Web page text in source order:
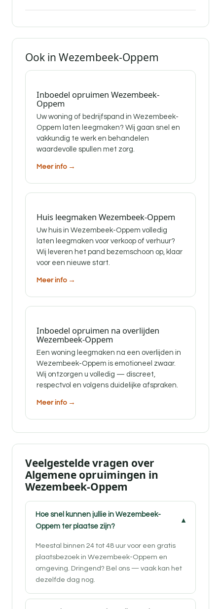
Ook in Wezembeek-Oppem
Inboedel opruimen Wezembeek-
Oppem
Uw woning of bedrijfspand in Wezembeek-
Oppem laten leegmaken? Wij gaan snel en
vakkundig te werk en behandelen
waardevolle spullen met zorg.
Meer info →
Huis leegmaken Wezembeek-Oppem
Uw huis in Wezembeek-Oppem volledig
laten leegmaken voor verkoop of verhuur?
Wij leveren het pand bezemschoon op, klaar
voor een nieuwe start.
Meer info →
Inboedel opruimen na overlijden
Wezembeek-Oppem
Een woning leegmaken na een overlijden in
Wezembeek-Oppem is emotioneel zwaar.
Wij ontzorgen u volledig — discreet,
respectvol en volgens duidelijke afspraken.
Meer info →
Veelgestelde vragen over
Algemene opruimingen in
Wezembeek-Oppem
Hoe snel kunnen jullie in Wezembeek-
Oppem ter plaatse zijn?
Meestal binnen 24 tot 48 uur voor een gratis
plaatsbezoek in Wezembeek-Oppem en
omgeving. Dringend? Bel ons — vaak kan het
dezelfde dag nog.